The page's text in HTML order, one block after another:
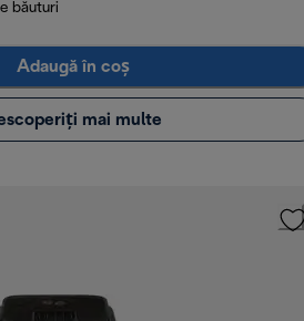
băuturi
Adaugă în coș
mai multe